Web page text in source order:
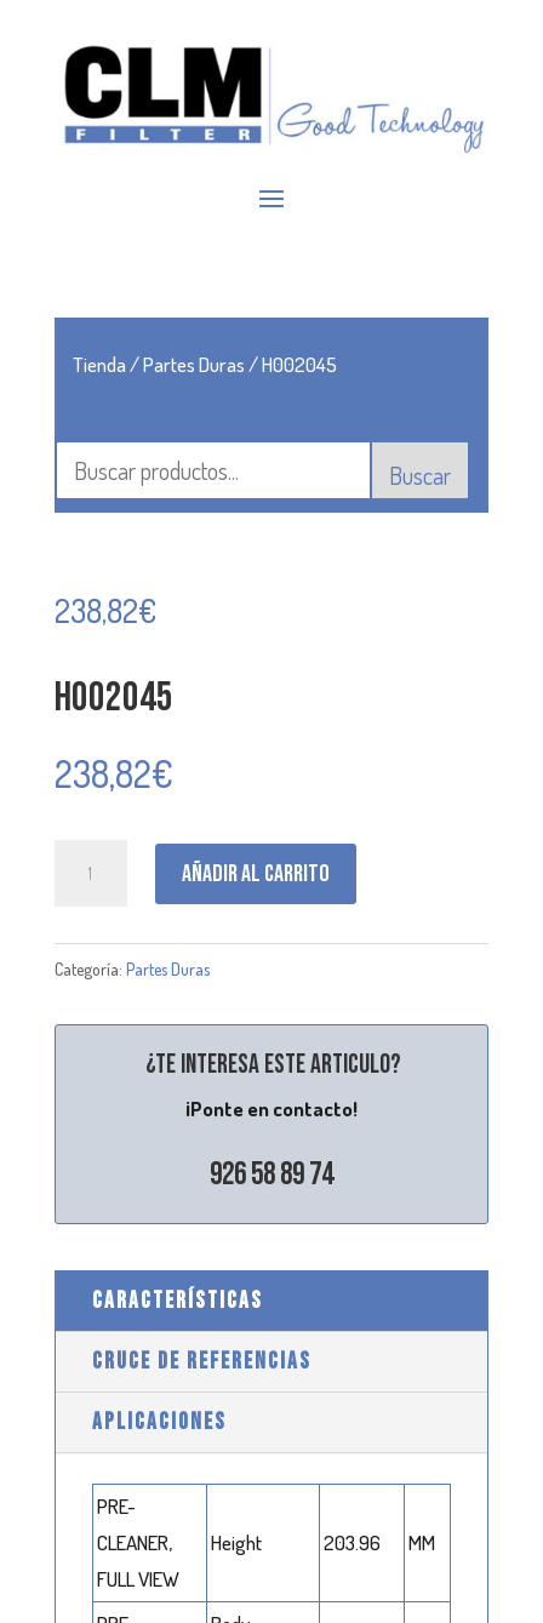
Tienda/Partes Duras/ H002045
Buscar
238,82€
H002045
238,82€
Añadir al carrito
Categoría: Partes Duras
¿Te interesa este articulo?
¡Ponte en contacto!
926 58 89 74
CARACTERÍSTICAS
CRUCE DE REFERENCIAS
APLICACIONES
PRE-
CLEANER,
FULL VIEW
Height 203.96 MM